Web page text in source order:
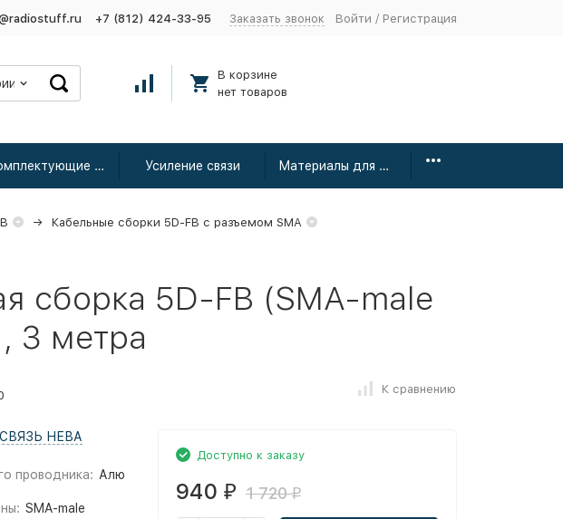
+7 (812) 424-33-95 Заказать звонок Войти / Регистрация
В корзине
нет товаров
Комплектующие для усиления Усиление связи Материалы для монтажа
Кабельные сборки 5D-FB с разъемом SMA
сборка 5D-FB (SMA-male
3 метра
К сравнению
НЕВА
проводника: Алю
SMA-male
Доступно к заказу
940 ₽ 1 720₽